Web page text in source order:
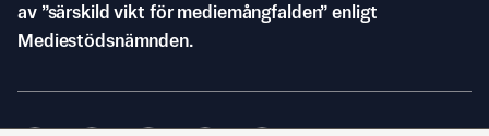
av ”särskild vikt för mediemångfalden” enligt
Mediestödsnämnden.